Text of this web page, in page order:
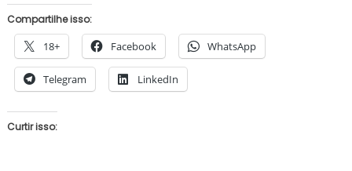
Compartilhe isso:
18+ Facebook WhatsApp
Telegram LinkedIn
Curtir isso: